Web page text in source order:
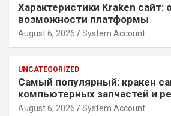
Характеристики Kraken сайт:
возможности платформы
August 6, 2026 System Account
UNCATEGORIZED
Самый популярный: кракен
компьютерных запчастей и
August 6, 2026 System Account